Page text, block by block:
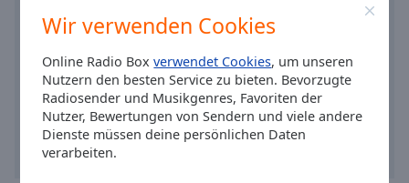
Wir verwenden Cookies
Online Radio Boxverwendet Cookies, um unseren
Nutzern den besten Service zu bieten. Bevorzugte
Radiosender und Musikgenres, Favoriten der
Nutzer, Bewertungen von Sendern und viele andere
Dienste müssen deine persönlichen Daten
verarbeiten.
Opacity